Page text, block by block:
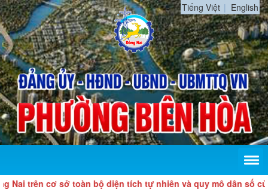
Tiếng Việt English
cơ sở toàn bộ diện tích tự nhiên và quy mô dân số của